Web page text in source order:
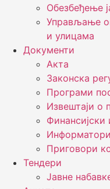
Обезбеђење
Управљање
и улицама
Документи
Акта
Законска
Програми
Извештаји о
Финансијски
Информатори
Приговори
Тендери
Јавне